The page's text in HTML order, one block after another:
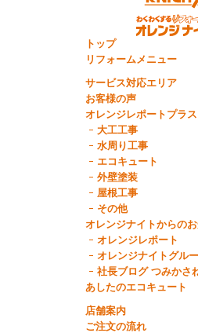
トップ
リフォームメニュー
サービス対応エリア
お客様の声
オレンジレポートプラス
大工工事
水周り工事
エコキュート
外壁塗装
屋根工事
その他
オレンジナイトからの
オレンジレポート
オレンジナイトグル
社長ブログ つみかさ
あしたのエコキュート
店舗案内
ご注文の流れ